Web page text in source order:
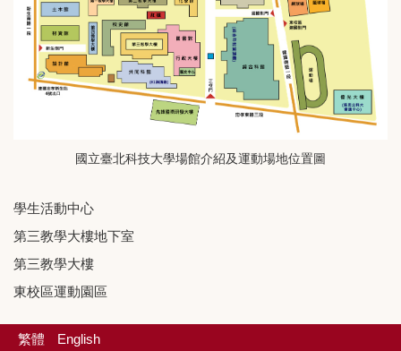
國立臺北科技大學場館介紹及運動場地位置圖
學生活動中心
第三教學大樓地下室
第三教學大樓
東校區運動園區
繁體 English